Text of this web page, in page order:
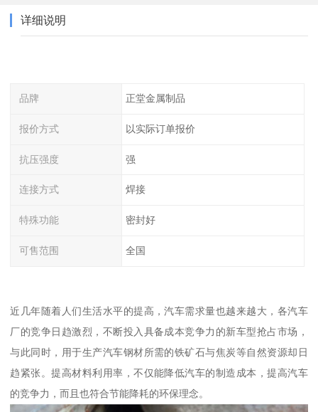
详细说明
品牌 正堂金属制品
报价方式 以实际订单报价
抗压强度 强
连接方式 焊接
特殊功能 密封好
可售范围 全国
近几年随着人们生活水平的提高，汽车需求量也越来越大，各汽车
厂的竞争日趋激烈，不断投入具备成本竞争力的新车型抢占市场，
与此同时，用于生产汽车钢材所需的铁矿石与焦炭等自然资源却日
趋紧张。提高材料利用率，不仅能降低汽车的制造成本，提高汽车
的竞争力，而且也符合节能降耗的环保理念。